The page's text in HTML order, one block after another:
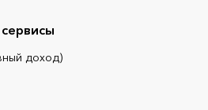
доход)